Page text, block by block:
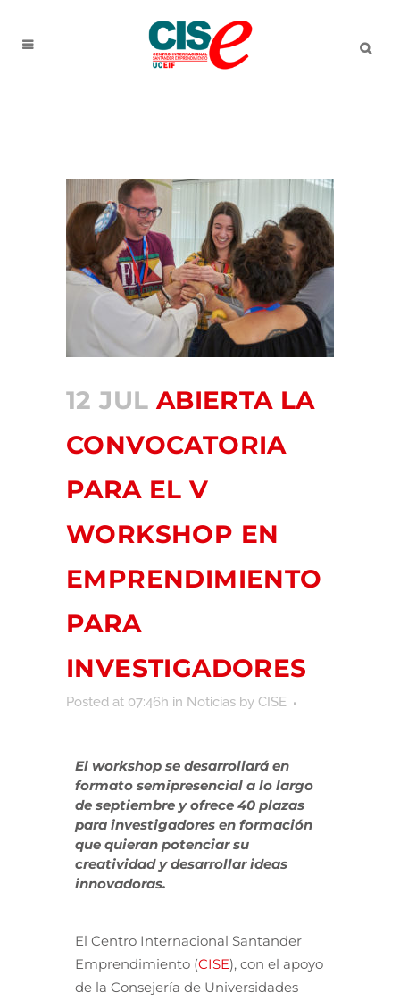
12 JUL ABIERTA LA
CONVOCATORIA
PARA EL V
WORKSHOP EN
EMPRENDIMIENTO
PARA
INVESTIGADORES
Posted at 07:46h in Noticias by CISE
El workshop se desarrollará en
formato semipresencial a lo largo
de septiembre y ofrece 40 plazas
para investigadores en formación
que quieran potenciar su
creatividad y desarrollar ideas
innovadoras.
El Centro Internacional Santander
Emprendimiento (CISE), con el apoyo
de la Consejería de Universidades